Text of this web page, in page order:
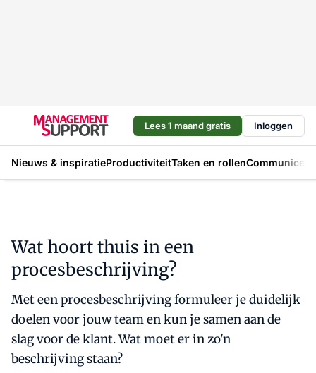
Lees 1 maand gratis Inloggen
Nieuws & inspiratieProductiviteitTaken en rollen
Wat hoort thuis in een
procesbeschrijving?
Met een procesbeschrijving formuleer je duidelijk
doelen voor jouw team en kun je samen aan de
slag voor de klant. Wat moet er in zo'n
beschrijving staan?